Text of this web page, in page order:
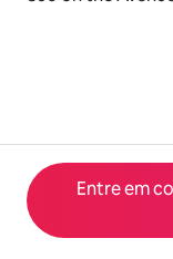
Entre em